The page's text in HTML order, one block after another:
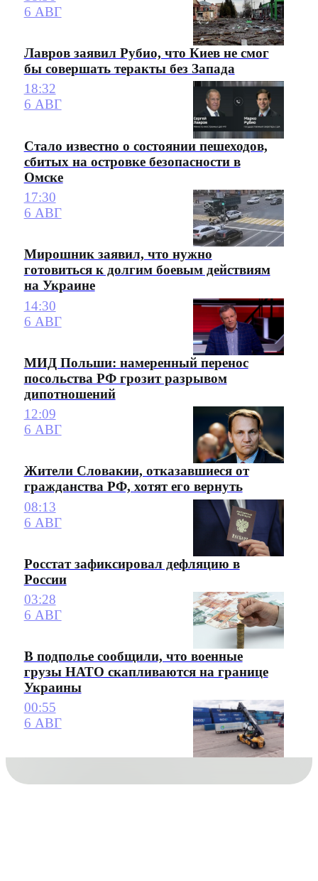
6 АВГ
Лавров заявил Рубио, что Киев не смог
бы совершать теракты без Запада
18:32
6 АВГ
Стало известно о состоянии пешеходов,
сбитых на островке безопасности в
Омске
17:30
6 АВГ
Мирошник заявил, что нужно
готовиться к долгим боевым действиям
на Украине
14:30
6 АВГ
МИД Польши: намеренный перенос
посольства РФ грозит разрывом
дипотношений
12:09
6 АВГ
Жители Словакии, отказавшиеся от
гражданства РФ, хотят его вернуть
08:13
6 АВГ
Росстат зафиксировал дефляцию в
России
03:28
6 АВГ
В подполье сообщили, что военные
грузы НАТО скапливаются на границе
Украины
00:55
6 АВГ